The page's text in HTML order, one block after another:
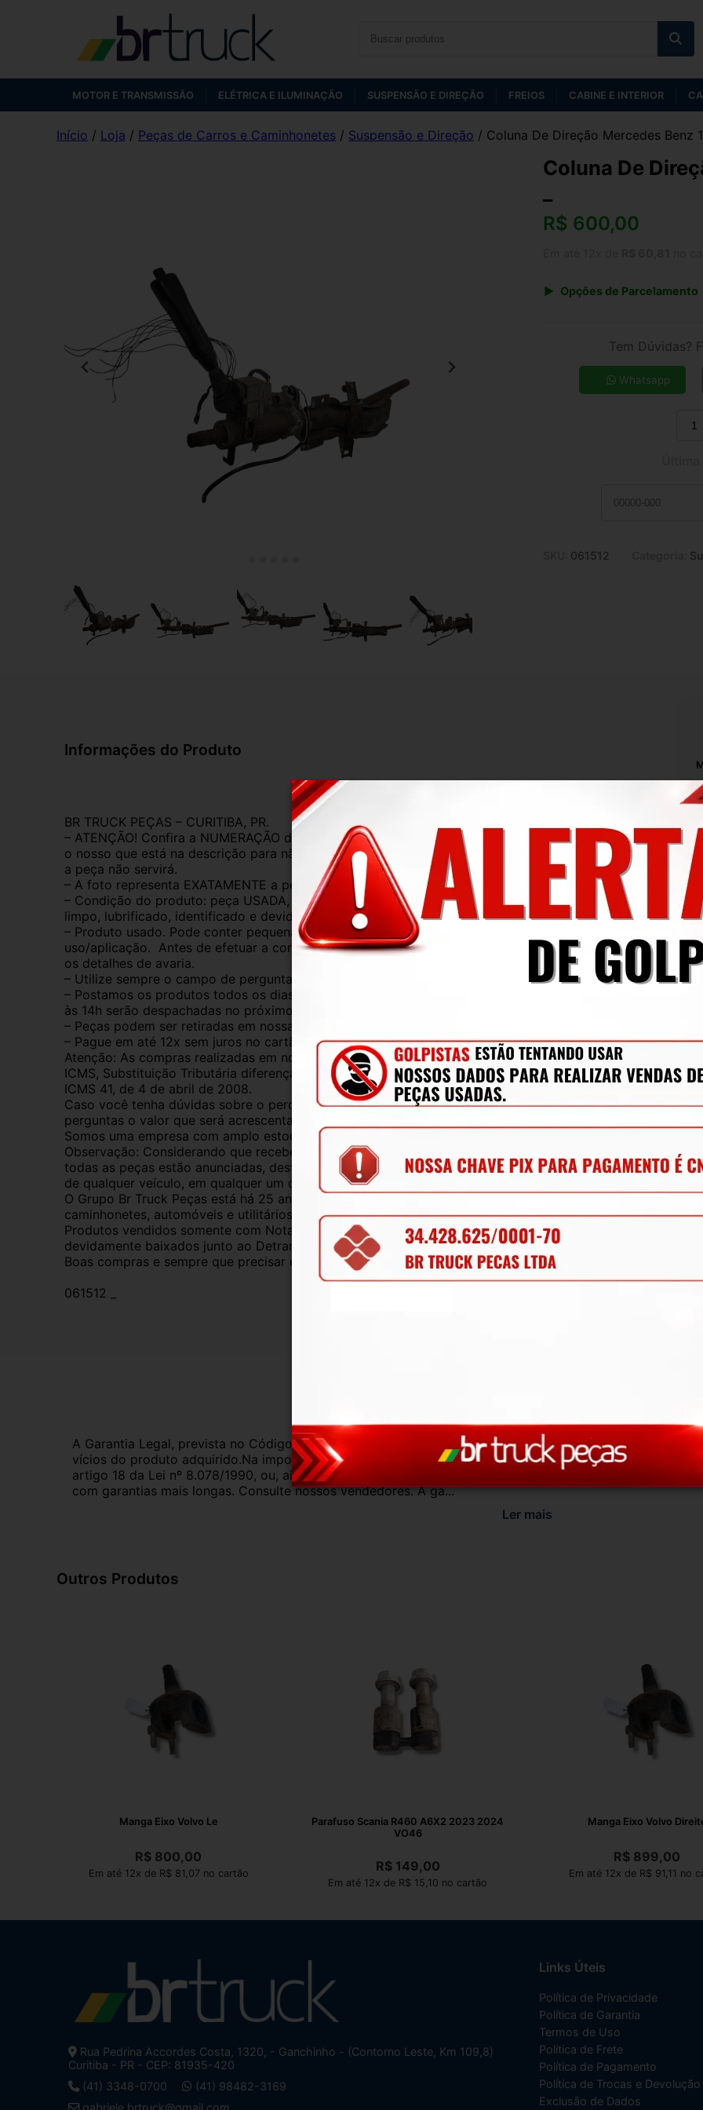
MOTOR E TRANSMISSÃO ELÉTRICA E ILUMINAÇÃO SUSPENSÃO E DIREÇÃO FREIOS CABINE E INTERIOR
Início / Loja / Peças de Carros e Caminhonetes / Suspensão e Direção / Coluna De Direção Mercedes Benz
Coluna De
R$ 600,00
Opções de Parcelamento
7x de R$ 98,33
9x de R$ 78,46
Tem Dúvidas?
Whatsapp
061512
Informações do Produto
BR TRUCK PEÇAS – CURITIBA, PR.
– ATENÇÃO! Confira a NUMERAÇÃO da peça. Verifique o código de sua peça e compare com
o nosso que está na descrição para não ter erros, pois, caso as numerações não forem iguais,
a peça não servirá.
– A foto representa EXATAMENTE a peça anunciada.
– Condição do produto: peça USADA, ORIGINAL, exatamente conforme a foto. O produto está
limpo, lubrificado, identificado e devidamente protegido e embalado.
– Produto usado. Pode conter pequenas marcas de uso, mas que não interferem no
uso/aplicação.  Antes de efetuar a compra, analise todas as fotos, pois nelas aparecem todos
os detalhes de avaria.
– Utilize sempre o campo de perguntas para tirar todas as dúvidas possíveis.
– Postamos os produtos todos os dias de segunda a sexta-feira até às 13:30h. Compras após
às 14h serão despachadas no próximo dia útil.
– Peças podem ser retiradas em nossa loja física Curitiba ou despachadas para todo Brasil.
– Pague em até 12x sem juros no cartão de crédito.
Atenção: As compras realizadas em nome de Pessoa Jurídica estão sujeitas à cobrança de
ICMS, Substituição Tributária diferença de ICMS de estado pra estado conforme Protocolo
ICMS 41, de 4 de abril de 2008.
Caso você tenha dúvidas sobre o percentual a ser aplicado, nos consulte através do campo
perguntas o valor que será acrescentado.
Somos uma empresa com amplo estoque de peças mecânica, lataria, acessórios, entre outros.
Observação: Considerando que recebemos veículos para retirada de peças diariamente, nem
todas as peças estão anunciadas, desta forma, fique à vontade para solicitar qualquer peça,
de qualquer veículo, em qualquer um de nossos anúncios.
O Grupo Br Truck Peças está há 25 anos comercializando peças para caminhões, vans,
caminhonetes, automóveis e utilitários. Todas com garantia de procedência e funcionamento.
Produtos vendidos somente com Nota Fiscal e proveniente de veículo sucata – TODOS
devidamente baixados junto ao Detran.
Boas compras e sempre que precisar estamos aqui para ajudar!
061512 _
A Garantia Legal, prevista no Código de Defesa do Consumidor, é de 90 (noventa) dias a partir da
vícios do produto adquirido.Na impossibilidade de reparar o produto, o cliente poderá escolher dentre
artigo 18 da Lei nº 8.078/1990, ou, ainda, a utilização do crédito como parte do pagamento de outro
com garantias mais longas. Consulte nossos vendedores. A ga...
Ler mais
Outros Produtos
Manga Eixo Volvo Le
R$ 800,00
Em até 12x de R$ 81,07 no cartão
Parafuso Scania R460 A6X2 2023 2024
VO46
R$149,00
Em até 12x de R$ 15,10 no cartão
Manga Eixo Volvo
R$ 899,00
Em até 12x de R$ 91,11 no
Rua Pedrina Accordes Costa, 1320, - Ganchinho - (Contorno Leste, Km 109,8)
Curitiba - PR - CEP: 81935-420
(41) 3348-0700
(41) 98482-3169
gabriele.brtruck@gmail.com
Links Úteis
Política de Privacidade
Política de Garantia
Termos de Uso
Política de Frete
Política de Pagamento
Política de Trocas e Devolução
Exclusão de Dados